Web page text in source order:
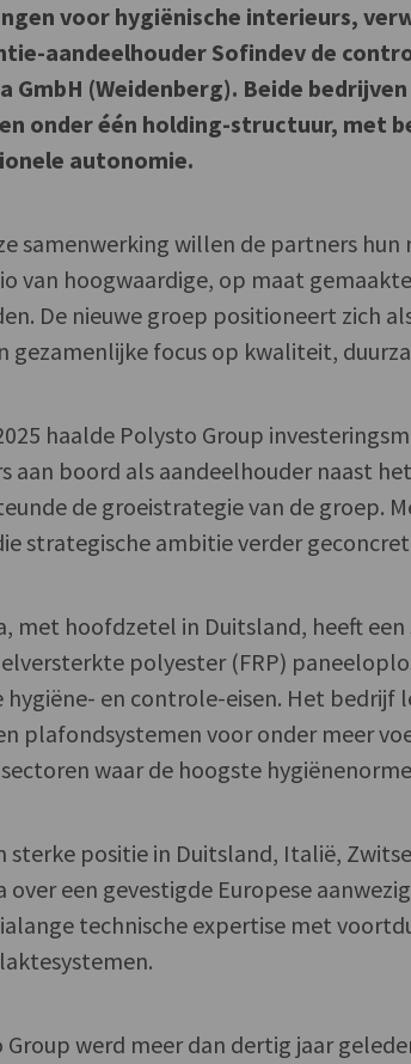
voor hygiënische interieurs,
aandeelhouder Sofindev de
GmbH (Weidenberg). Beide
onder één holding-structuur, met
autonomie.
samenwerking willen de partners
van hoogwaardige, op maat
De nieuwe groep positioneert zich
gezamenlijke focus op kwaliteit,
haalde Polysto Group
aan boord als aandeelhouder naast
de groeistrategie van de groep.
strategische ambitie verder
met hoofdzetel in Duitsland, heeft
polyester (FRP)
hygiëne- en controle-eisen. Het bedrijf
plafondsystemen voor onder meer
waar de hoogste
sterke positie in Duitsland, Italië,
over een gevestigde Europese
technische expertise met
Group werd meer dan dertig jaar